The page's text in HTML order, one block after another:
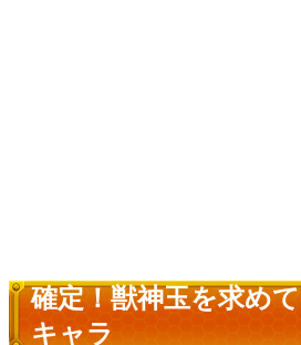
確定！獣神玉を求め
キャラ